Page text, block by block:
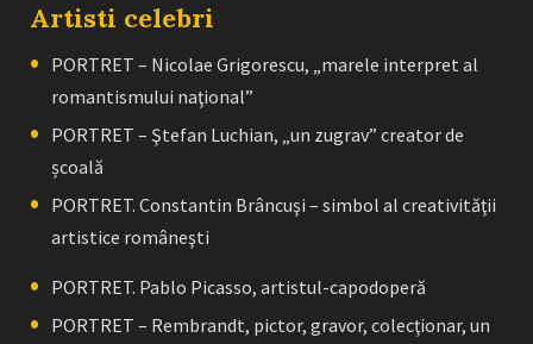
Artisti celebri
PORTRET – Nicolae Grigorescu, „marele interpret al
romantismului naţional”
PORTRET – Ştefan Luchian, „un zugrav” creator de
școală
PORTRET. Constantin Brâncuşi – simbol al creativităţii
artistice româneşti
PORTRET. Pablo Picasso, artistul-capodoperă
PORTRET – Rembrandt, pictor, gravor, colecţionar, un